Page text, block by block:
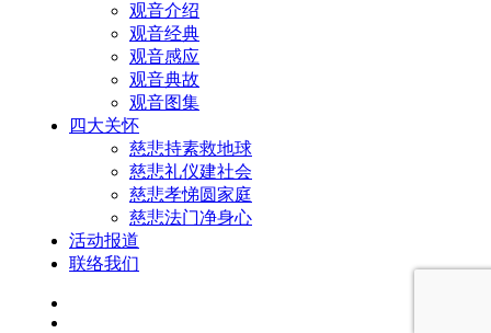
观音介绍
观音经典
观音感应
观音典故
观音图集
四大关怀
慈悲持素救地球
慈悲礼仪建社会
慈悲孝悌圆家庭
慈悲法门净身心
活动报道
联络我们